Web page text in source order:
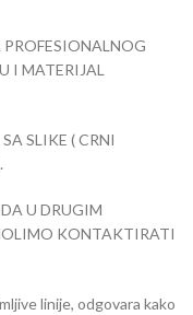
I MATERIJAL
SLIKE ( CRNI
U DRUGIM
KONTAKTIRATI
linije, odgovara kako